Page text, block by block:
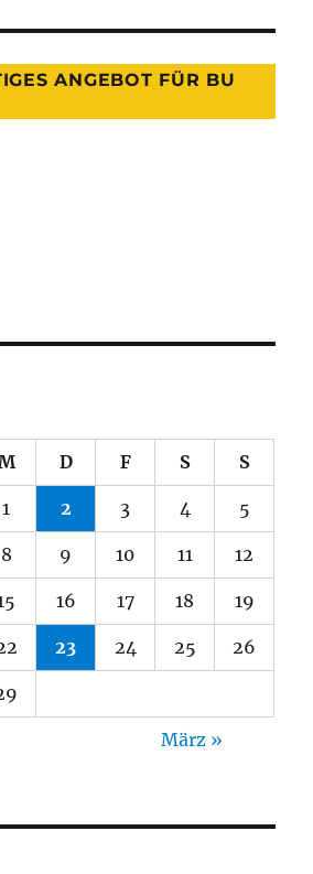
ANGEBOT FÜR BU
D F S S
1 2 3 4 5
8 9 10 11 12
16 17 18 19
23 24 25 26
März »